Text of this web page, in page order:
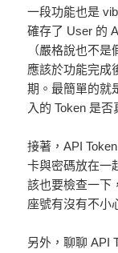
一段功能也是
確存了 User 的
（嚴格說也不
應該於功能完成
期。最簡單的就
入的 Token 是
接著，API
卡與密碼放在一
該也要檢查一下
座號有沒有不小
另外，聊聊 API